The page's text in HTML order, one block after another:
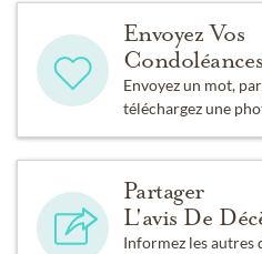
Envoyez Vos
Condoléances
Envoyez un mot,
téléchargez une
Partager
L'avis De
Informez les autres